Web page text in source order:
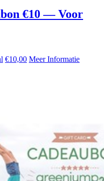
€10 — Voor
€10,00 Meer Informatie